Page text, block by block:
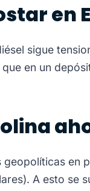
en
sigue
en un
en
A esto se